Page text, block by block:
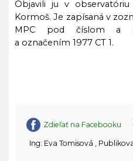
Objavili ju v
Kormoš. Je zapísaná v
MPC pod číslom a
a označením 1977 CT 1.
Zdieľať na Facebooku
Ing. Eva Tomisová ,